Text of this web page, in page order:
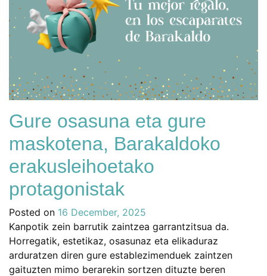
Gure osasuna eta gure
maskotena, Barakaldoko
erakusleihoetako
protagonistak
Posted on 16 December, 2025
Kanpotik zein barrutik zaintzea garrantzitsua da.
Horregatik, estetikaz, osasunaz eta elikaduraz
arduratzen diren gure establezimenduek zaintzen
gaituzten mimo berarekin sortzen dituzte beren